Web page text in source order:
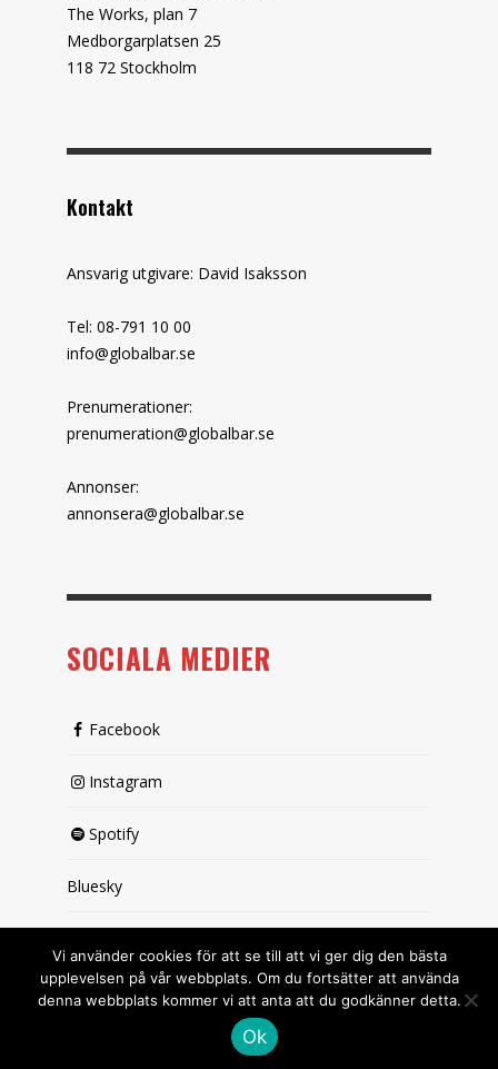
The Works, plan 7
Medborgarplatsen 25
118 72 Stockholm
Kontakt
Ansvarig utgivare: David Isaksson
Tel: 08-791 10 00
info@globalbar.se
Prenumerationer:
prenumeration@globalbar.se
Annonser:
annonsera@globalbar.se
SOCIALA MEDIER
Facebook
Instagram
Spotify
Bluesky
Vi använder cookies för att se till att vi ger dig den bästa
upplevelsen på vår webbplats. Om du fortsätter att använda
denna webbplats kommer vi att anta att du godkänner detta.
Ok